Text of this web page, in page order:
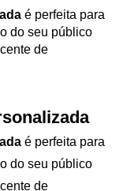
é perfeita para
do seu público
de
é perfeita para
do seu público
de